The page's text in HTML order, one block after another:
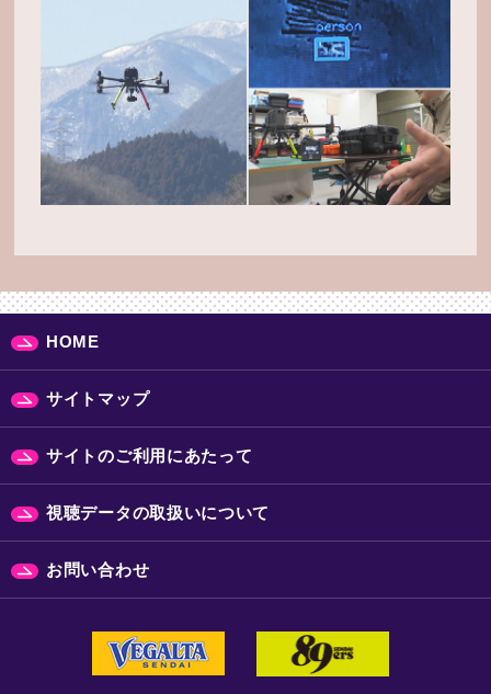
HOME
サイトマップ
サイトのご利用にあたって
視聴データの取扱いについて
お問い合わせ